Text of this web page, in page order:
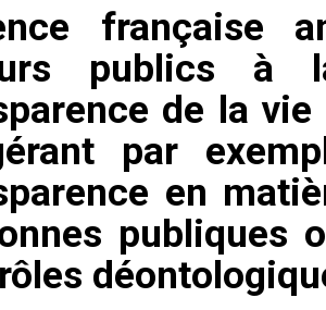
française
publics à
de la
par
en
publiques